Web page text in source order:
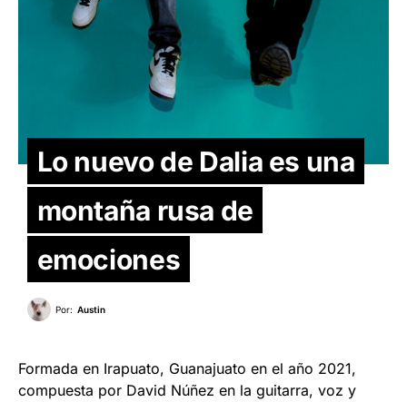
Lo nuevo de Dalia es una
montaña rusa de
emociones
Por: Austin
Formada en Irapuato, Guanajuato en el año 2021,
compuesta por David Núñez en la guitarra, voz y